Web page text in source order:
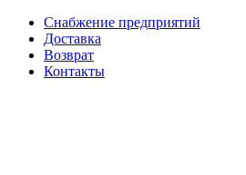
Снабжение предприятий
Доставка
Возврат
Контакты